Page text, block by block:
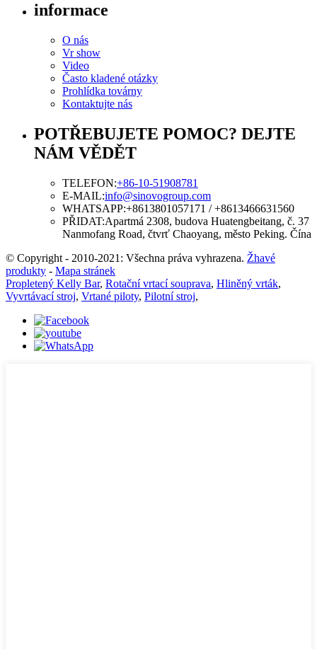
informace
O nás
Vr show
Video
Často kladené otázky
Prohlídka továrny
Kontaktujte nás
POTŘEBUJETE POMOC? DEJTE
NÁM VĚDĚT
TELEFON:+86-10-51908781
E-MAIL:info@sinovogroup.com
WHATSAPP:+8613801057171 / +8613466631560
PŘIDAT:Apartmá 2308, budova Huatengbeitang, č. 37
Nanmofang Road, čtvrť Chaoyang, město Peking. Čína
© Copyright - 2010-2021: Všechna práva vyhrazena. Žhavé
produkty - Mapa stránek
Propletený Kelly Bar, Rotační vrtací souprava, Hliněný vrták,
Vyvrtávací stroj, Vrtané piloty, Pilotní stroj,